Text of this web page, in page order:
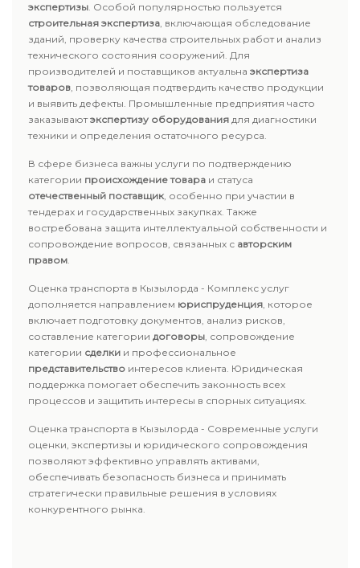
экспертизы. Особой популярностью пользуется
строительная экспертиза, включающая обследование
зданий, проверку качества строительных работ и анализ
технического состояния сооружений. Для
производителей и поставщиков актуальна экспертиза
товаров, позволяющая подтвердить качество продукции
и выявить дефекты. Промышленные предприятия часто
заказываютэкспертизу оборудования для диагностики
техники и определения остаточного ресурса.
В сфере бизнеса важны услуги по подтверждению
категории происхождение товара и статуса
отечественный поставщик, особенно при участии в
тендерах и государственных закупках. Также
востребована защита интеллектуальной собственности и
сопровождение вопросов, связанных с авторским
правом.
Оценка транспорта в Кызылорда - Комплекс услуг
дополняется направлением юриспруденция, которое
включает подготовку документов, анализ рисков,
составление категории договоры, сопровождение
категории сделки и профессиональное
представительство интересов клиента. Юридическая
поддержка помогает обеспечить законность всех
процессов и защитить интересы в спорных ситуациях.
Оценка транспорта в Кызылорда - Современные услуги
оценки, экспертизы и юридического сопровождения
позволяют эффективно управлять активами,
обеспечивать безопасность бизнеса и принимать
стратегически правильные решения в условиях
конкурентного рынка.